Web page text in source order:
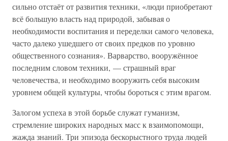
сильно отстаёт от развития техники, «люди приобретают
всё большую власть над природой, забывая о
необходимости воспитания и переделки самого человека,
часто далеко ушедшего от своих предков по уровню
общественного сознания». Варварство, вооружённое
последним словом техники, — страшный враг
человечества, и необходимо вооружить себя высоким
уровнем общей культуры, чтобы бороться с этим врагом.
Залогом успеха в этой борьбе служат гуманизм,
стремление широких народных масс к взаимопомощи,
жажда знаний. Три эпизода бескорыстного труда людей